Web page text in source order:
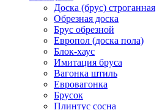
Доска (брус) строганная
Обрезная доска
Брус обрезной
Европол (доска пола)
Блок-хаус
Имитация бруса
Вагонка штиль
Евровагонка
Брусок
Плинтус сосна